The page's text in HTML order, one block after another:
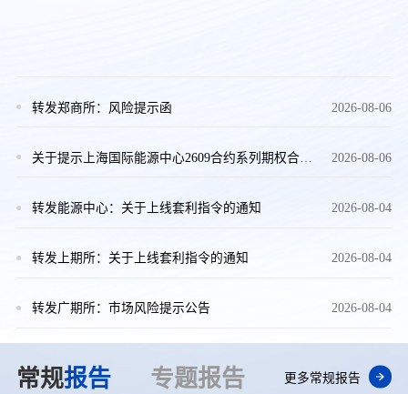
2026-08-06
转发郑商所：风险提示函
2026-08-06
关于提示上海国际能源中心2609合约系列期权合约到期日相关事宜的通知
2026-08-04
转发能源中心：关于上线套利指令的通知
2026-08-04
转发上期所：关于上线套利指令的通知
2026-08-04
转发广期所：市场风险提示公告
常规报告 更多常规报告
专题报告